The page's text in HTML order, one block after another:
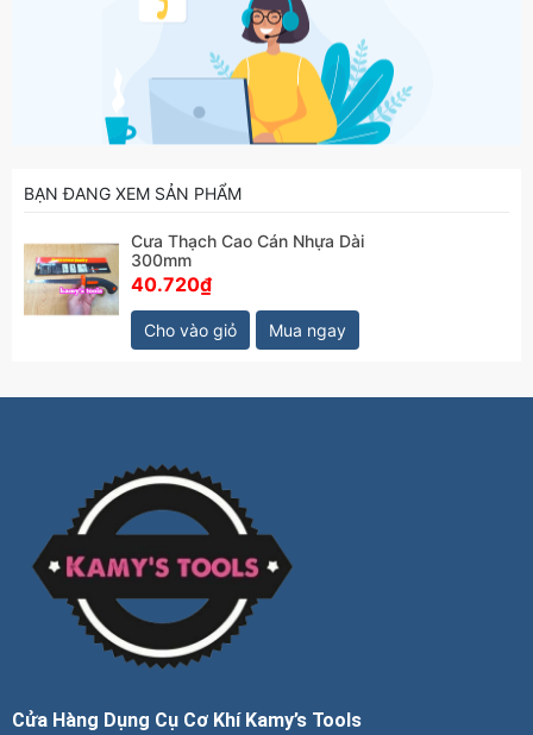
BẠN ĐANG XEM SẢN PHẨM
Cưa Thạch Cao Cán Nhựa Dài
300mm
40.720₫
Cho vào giỏ Mua ngay
Cửa Hàng Dụng Cụ Cơ Khí Kamy’s Tools